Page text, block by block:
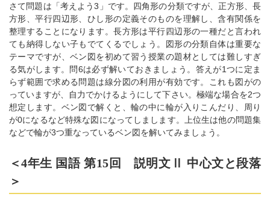
さて問題は「考えよう3」です。四角形の分類ですが、正方形、長
方形、平行四辺形、ひし形の定義そのものを理解し、含有関係を
整理することになります。長方形は平行四辺形の一種だと言われ
ても納得しない子もでてくるでしょう。図形の分類自体は重要な
テーマですが、ベン図を初めて習う授業の題材としては難しすぎ
る気がします。問6は必ず解いておきましょう。答えが1つに定ま
らず範囲で求める問題は線分図の利用が有効です。これも図がの
っていますが、自力でかけるようにして下さい。極端な場合を2つ
想定します。ベン図で解くと、輪の中に輪が入りこんだり、周り
が0になるなど特殊な図になってしまします。上位生は他の問題集
などで輪が3つ重なっているベン図を解いてみましょう。
＜4年生 国語 第15回 説明文Ⅱ 中心文と段落
＞